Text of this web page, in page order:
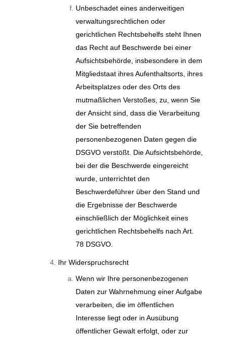
Unbeschadet eines anderweitigen
verwaltungsrechtlichen oder
gerichtlichen Rechtsbehelfs steht Ihnen
das Recht auf Beschwerde bei einer
Aufsichtsbehörde, insbesondere in dem
Mitgliedstaat ihres Aufenthaltsorts, ihres
Arbeitsplatzes oder des Orts des
mutmaßlichen Verstoßes, zu, wenn Sie
der Ansicht sind, dass die Verarbeitung
der Sie betreffenden
personenbezogenen Daten gegen die
DSGVO verstößt. Die Aufsichtsbehörde,
bei der die Beschwerde eingereicht
wurde, unterrichtet den
Beschwerdeführer über den Stand und
die Ergebnisse der Beschwerde
einschließlich der Möglichkeit eines
gerichtlichen Rechtsbehelfs nach Art.
78 DSGVO.
Ihr Widerspruchsrecht
Wenn wir Ihre personenbezogenen
Daten zur Wahrnehmung einer Aufgabe
verarbeiten, die im öffentlichen
Interesse liegt oder in Ausübung
öffentlicher Gewalt erfolgt, oder zur